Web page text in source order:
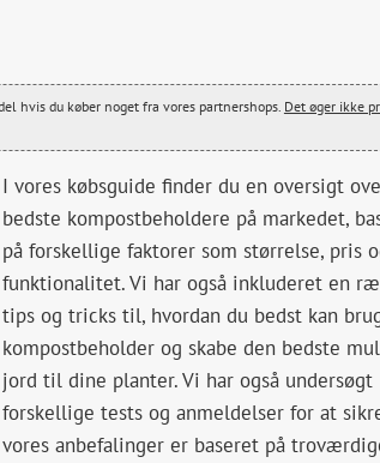
hvis du køber noget fra vores partnershops. Det øger ikke
I vores købsguide finder du en oversigt
bedste kompostbeholdere på markedet,
på forskellige faktorer som størrelse, pris
funktionalitet. Vi har også inkluderet en
tips og tricks til, hvordan du bedst kan
kompostbeholder og skabe den bedste
jord til dine planter. Vi har også undersøgt
forskellige tests og anmeldelser for at
vores anbefalinger er baseret på